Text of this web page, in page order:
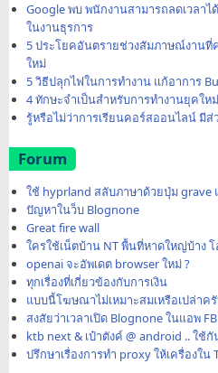
Google พบ พนักงานสามารถลดเวลาไ
ในงานธุรการ
5 ประโยคอันตรายช่วงสัมภาษณ์งานที่
ใหม่
5 วิธีปลุกไฟในการทำงาน แก้อาการ
4 ทักษะจำเป็นสำหรับการทำงานยุคใหม่
รู้หรือไม่ว่าการเรียนคอร์สออนไลน์ มี
Forum
ใช้ hyprland สลับภาษาด้วยปุ่ม grave
ปัญหาในว็บ Blognone
Great fire wall
ใครใช้เน็ตบ้าน NT พื้นที่หาดใหญ่บ้าง
openai จะอัพเดต browser ใหม่ ?
ทุกเรื่องที่เกี่ยวข้องกับการเงิน
แบบนี้โฆษณาไม่เหมาะสมเหรือเปล่าค
สงสัยว่าเวลาเปิด Blognone ในแอพ
ktb next & เป๋าตังค์ @ android .. ใช้กั
ปรึกษาเรื่องการทำ proxy ให้เครื่องใ